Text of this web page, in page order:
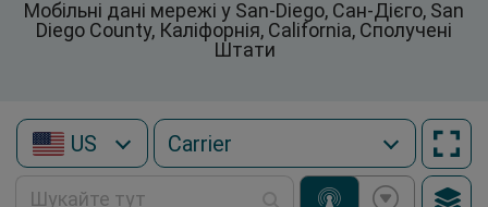
Мобільні дані мережі у San-Diego, Сан-Дієго, San
Diego County, Каліфорнія, California, Сполучені
Штати
US